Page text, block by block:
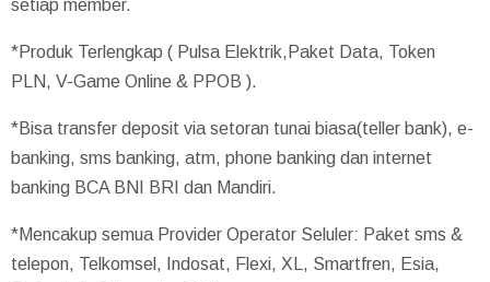
setiap member.
*Produk Terlengkap ( Pulsa Elektrik,Paket Data, Token
PLN, V-Game Online & PPOB ).
*Bisa transfer deposit via setoran tunai biasa(teller bank), e-
banking, sms banking, atm, phone banking dan internet
banking BCA BNI BRI dan Mandiri.
*Mencakup semua Provider Operator Seluler: Paket sms &
telepon, Telkomsel, Indosat, Flexi, XL, Smartfren, Esia,